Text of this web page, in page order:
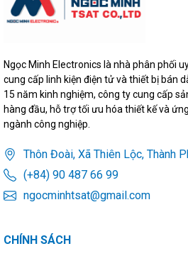
Ngọc Minh Electronics là nhà phân phối
cung cấp linh kiện điện tử và thiết bị bán
15 năm kinh nghiệm, công ty cung cấp
hàng đầu, hỗ trợ tối ưu hóa thiết kế và
ngành công nghiệp.
Thôn Đoài, Xã Thiên Lộc, Thành
(+84) 90 487 66 99
ngocminhtsat@gmail.com
CHÍNH SÁCH